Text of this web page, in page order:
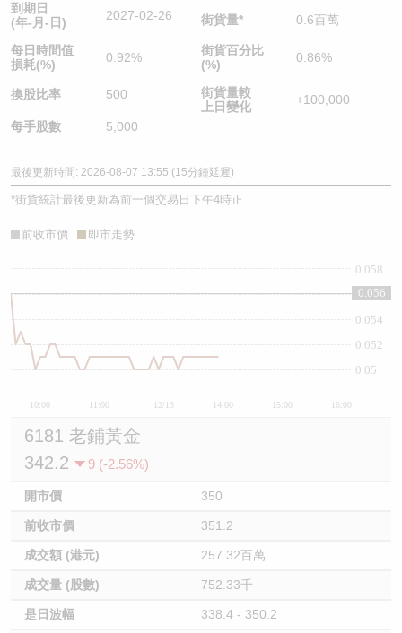
到期日
(年-月-日)
2027-02-26
每日時間值
損耗(%)
0.92%
換股比率 500
每手股數 5,000
街貨量* 0.6百萬
街貨百分比
(%)
0.86%
街貨量較
上日變化
+100,000
最後更新時間: 2026-08-07 13:55 (15分鐘延遲)
*街貨統計最後更新為前一個交易日下午4時正
前收市價 即市走勢
10:00 11:00 12/13 14:00 15:00 16:00
0.05
0.052
0.054
0.056
0.058
0.056
6181 老鋪黃金
342.2
9 (-2.56%)
開市價 350
前收市價 351.2
成交額 (港元) 257.32百萬
成交量 (股數) 752.33千
是日波幅 338.4 - 350.2